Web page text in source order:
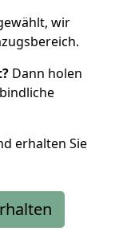
wir
Dann holen
erhalten Sie